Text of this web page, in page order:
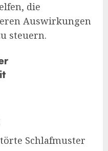
die
Auswirkungen
steuern.
Schlafmuster